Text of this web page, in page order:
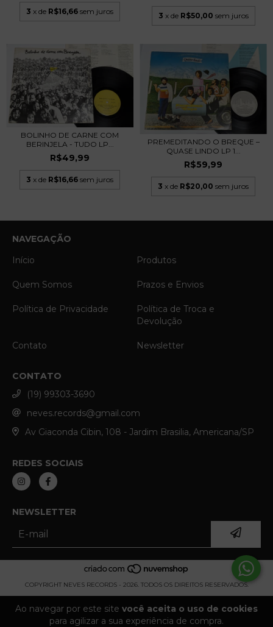
Ao navegar por este site você aceita o uso de cookies
para agilizar a sua experiência de compra.
3 x de R$16,66 sem juros 3 x de R$50,00 sem juros
BOLINHO DE CARNE COM
BERINJELA - TUDO LP...
R$49,99
3 x de R$16,66 sem juros
PREMEDITANDO O BREQUE –
QUASE LINDO LP 1...
R$59,99
3 x de R$20,00 sem juros
NAVEGAÇÃO
Início
Produtos
Quem Somos Prazos e Envios
Política de Privacidade
Política de Troca e
Devolução
Contato Newsletter
CONTATO
(19) 99303-3690
neves.records@gmail.com
Av Giaconda Cibin, 108 - Jardim Brasilia, Americana/SP
REDES SOCIAIS
NEWSLETTER
COPYRIGHT NEVES RECORDS - 2026. TODOS OS DIREITOS RESERVADOS.